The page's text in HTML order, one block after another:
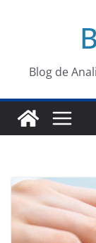
conteúdoBlog de